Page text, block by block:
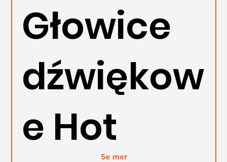
Głowice
dźwiękow
e Hot
Se mer